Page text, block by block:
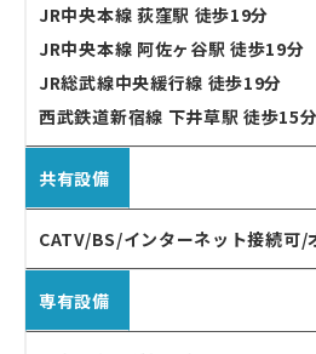
JR中央本線 荻窪駅 徒歩19分
JR中央本線 阿佐ヶ谷駅 徒歩19分
JR総武線中央緩行線 徒歩19分
西武鉄道新宿線 下井草駅 徒歩15分
共有設備
CATV/BS/インターネット接続可/
専有設備